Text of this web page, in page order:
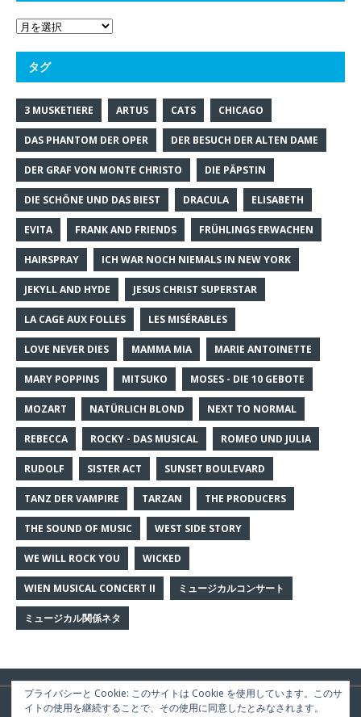
タグ
3 MUSKETIERE ARTUS CATS CHICAGO
DAS PHANTOM DER OPER DER BESUCH DER ALTEN DAME
DER GRAF VON MONTE CHRISTO DIE PÄPSTIN
DIE SCHÖNE UND DAS BIEST DRACULA ELISABETH
EVITA FRANK AND FRIENDS FRÜHLINGS ERWACHEN
HAIRSPRAY ICH WAR NOCH NIEMALS IN NEW YORK
JEKYLL AND HYDE JESUS CHRIST SUPERSTAR
LA CAGE AUX FOLLES LES MISÉRABLES
LOVE NEVER DIES MAMMA MIA MARIE ANTOINETTE
MARY POPPINS MITSUKO MOSES - DIE 10 GEBOTE
MOZART NATÜRLICH BLOND NEXT TO NORMAL
REBECCA ROCKY - DAS MUSICAL ROMEO UND JULIA
RUDOLF SISTER ACT SUNSET BOULEVARD
TANZ DER VAMPIRE TARZAN THE PRODUCERS
THE SOUND OF MUSIC WEST SIDE STORY
WE WILL ROCK YOU WICKED
WIEN MUSICAL CONCERT II ミュージカルコンサート
ミュージカル関係ネタ
Copyright © 2026 | WordPress Theme byMH Themes
プライバシーと Cookie: このサイトは Cookie を使用しています。このサ
イトの使用を継続することで、その使用に同意したとみなされます。